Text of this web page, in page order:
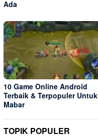
Ada
10 Game Online Android
Terbaik & Terpopuler Untuk
Mabar
TOPIK POPULER